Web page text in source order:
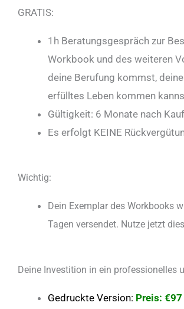
GRATIS:
1h Beratungsgespräch zur
Workbook und des weiteren
deine Berufung kommst,
erfülltes Leben kommen
Gültigkeit: 6 Monate nach Kauf
Es erfolgt KEINE
Wichtig:
Dein Exemplar des Workbooks
Tagen versendet. Nutze jetzt
Deine Investition in ein professionelles
Gedruckte Version: Preis: €97